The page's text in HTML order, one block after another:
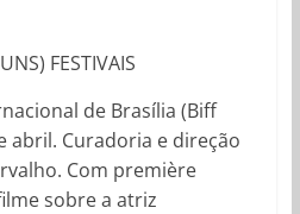
FESTIVAIS
de Brasília (Biff
abril. Curadoria e direção
Com première
sobre a atriz